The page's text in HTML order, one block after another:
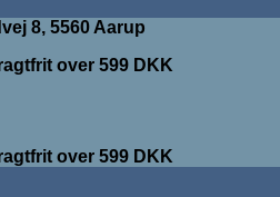
8, 5560 Aarup
over 599 DKK
over 599 DKK